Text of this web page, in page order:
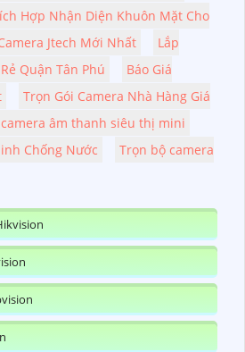
Hợp Nhận Diện Khuôn Mặt Cho
Jtech Mới Nhất
Lắp
Quận Tân Phú
Báo Giá
Trọn Gói Camera Nhà Hàng Giá
âm thanh siêu thị mini
Chống Nước
Trọn bộ camera